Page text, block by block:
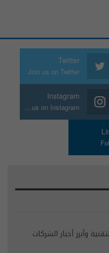
Twitter
Join us on Twitter
Instagram
Join us on Instagram
وأبرز أخبار الشركات